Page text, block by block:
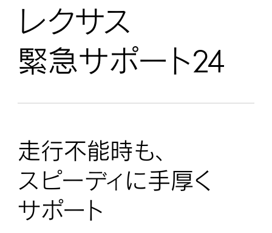
よくあるご質問
レクサス
緊急サポート24
走行不能時も、
スピーディに手厚く
サポート